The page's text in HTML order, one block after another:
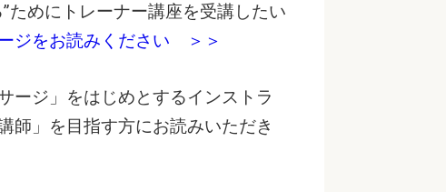
ためにトレーナー講座を受講したい
ジをお読みください ＞＞
ージ」をはじめとするインストラ
師」を目指す方にお読みいただき